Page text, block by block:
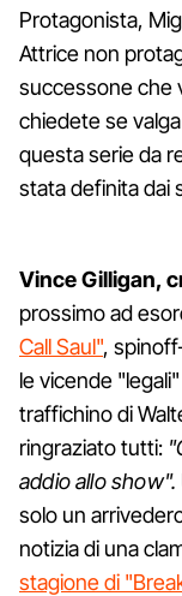
Protagonista,
Attrice non
successone che
chiedete se
questa serie da
stata definita dai
Vince Gilligan,
prossimo ad
Call Saul",
le vicende
traffichino di
ringraziato tutti:
addio allo show".
solo un
notizia di una
stagione di